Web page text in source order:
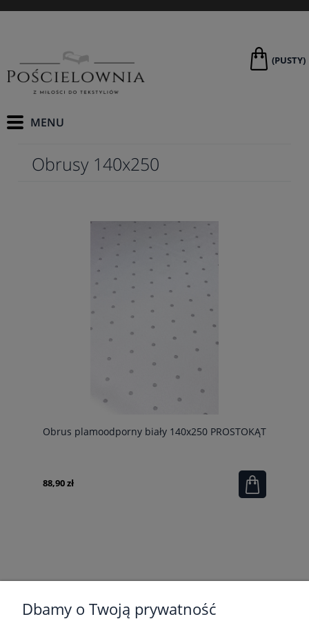
(PUSTY)
Obrusy 140x250
Obrus plamoodporny biały 140x250 PROSTOKĄT
88,90 zł
Dbamy o Twoją prywatność